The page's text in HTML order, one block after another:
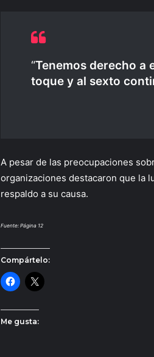
“Tenemos derecho a
toque y al sexto
A pesar de las preocupaciones
organizaciones destacaron que la
respaldo a su causa.
Fuente: Página 12
Compártelo:
Me gusta: